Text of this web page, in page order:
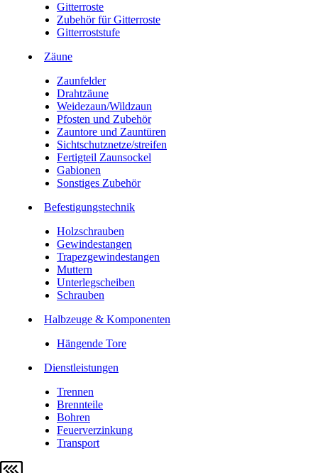
Gitterroste
Zubehör für Gitterroste
Gitterroststufe
Zäune
Zaunfelder
Drahtzäune
Weidezaun/Wildzaun
Pfosten und Zubehör
Zauntore und Zauntüren
Sichtschutznetze/streifen
Fertigteil Zaunsockel
Gabionen
Sonstiges Zubehör
Befesti­gungstechnik
Holzschrauben
Gewindestangen
Trapezgewindestangen
Muttern
Unterlegscheiben
Schrauben
Halbzeuge & Komponenten
Hängende Tore
Dienstleistungen
Trennen
Brennteile
Bohren
Feuerverzinkung
Transport